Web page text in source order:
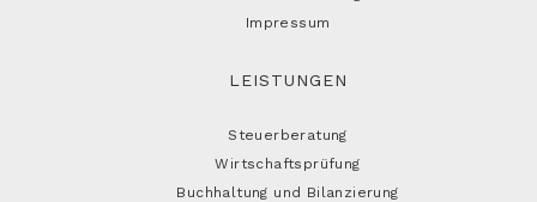
Impressum
LEISTUNGEN
Steuerberatung
Wirtschaftsprüfung
Buchhaltung und Bilanzierung